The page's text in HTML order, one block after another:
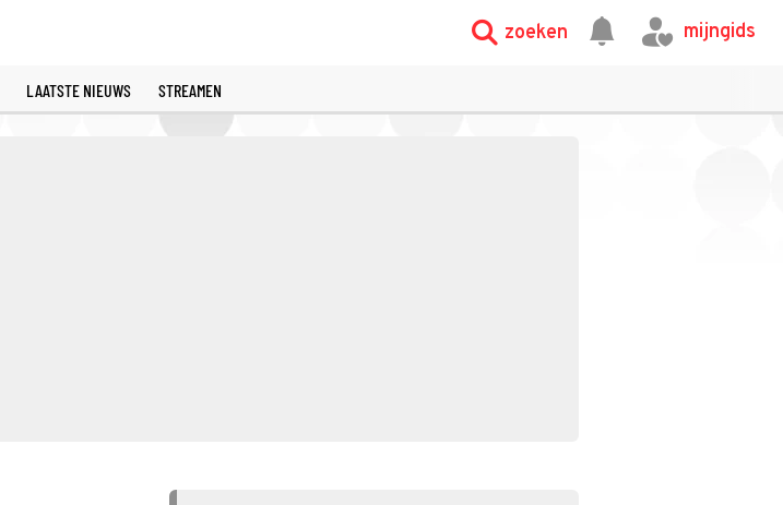
zoeken mijngids
LAATSTE NIEUWS STREAMEN